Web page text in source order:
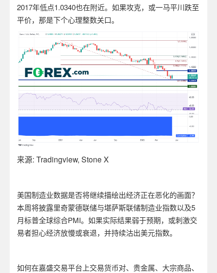
2017年低点1.0340也在附近。如果攻克，或一马平川跌至
平价，那是下个心理整数关口。
来源: Tradingview, Stone X
美国制造业数据是否将继续描绘出经济正在恶化的画面？
本周将披露里奇蒙德联储与堪萨斯联储制造业指数以及5
月标普全球综合PMI。如果实际结果弱于预期，或刺激交
易者担心经济放慢或衰退，并持续沽出美元指数。
如何在嘉盛交易平台上交易货币对、贵金属、大宗商品、